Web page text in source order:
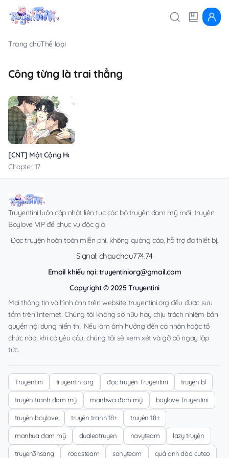
Trang chủThể loại
Công từng là trai thẳng
[CNT] Một Cộng Hai
Chapter 17
Truyentini luôn cập nhật liên tục các bộ truyện đam mỹ mới, truyện
Boylove VIP để phục vụ độc giả.
Đọc truyện hoàn toàn miễn phí, không quảng cáo, hỗ trợ đa thiết bị.
Signal: chauchau774.74
Email khiếu nại:truyentiniorg@gmail.com
Copyright © 2025 Truyentini
Mọi thông tin và hình ảnh trên website truyentini.org đều được sưu
tầm trên Internet. Chúng tôi không sở hữu hay chịu trách nhiệm bản
quyền nội dung hiển thị. Nếu làm ảnh hưởng đến cá nhân hoặc tổ
chức nào, khi có yêu cầu, chúng tôi sẽ xem xét và gỡ bỏ ngay lập
tức.
Truyentini truyentini.org đọc truyện Truyentini truyện bl
truyện tranh đam mỹ manhwa đam mỹ boylove Truyentini
truyện boylove truyện tranh 18+ truyện 18+
manhua đam mỹ dualeotruyen navyteam lazy truyện
truyen3hsang roadsteam sanyteam quả anh đào cuteo